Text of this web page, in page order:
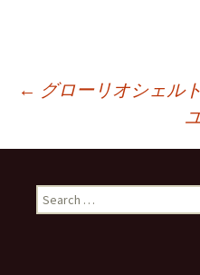
Post
← グローリオシェル
e